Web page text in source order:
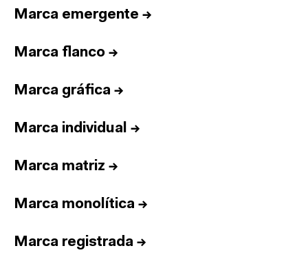
Marca emergente →
Marca flanco →
Marca gráfica →
Marca individual →
Marca matriz →
Marca monolítica →
Marca registrada →